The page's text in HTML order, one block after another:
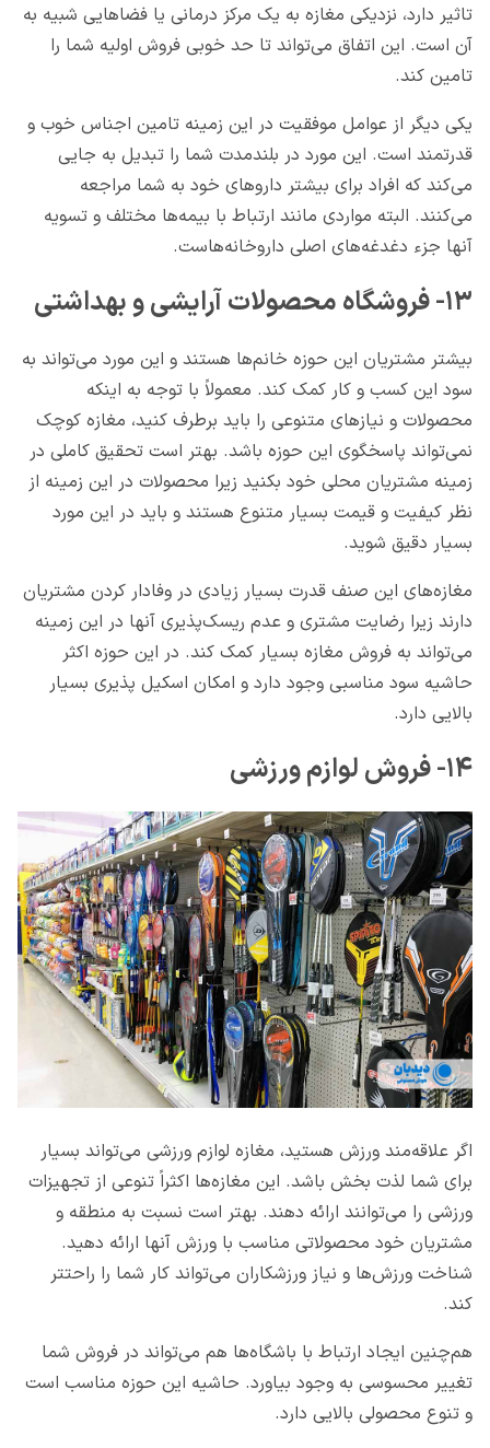
تاثیر دارد، نزدیکی مغازه به یک مرکز درمانی یا فضاهایی شبیه به
آن است. این اتفاق می‌تواند تا حد خوبی فروش اولیه شما را
تامین کند.
یکی دیگر از عوامل موفقیت در این زمینه تامین اجناس خوب و
قدرتمند است. این مورد در بلندمدت شما را تبدیل به جایی
می‌کند که افراد برای بیشتر داروهای خود به شما مراجعه
می‌کنند. البته مواردی مانند ارتباط با بیمه‌ها مختلف و تسویه
آنها جزء دغدغه‌های اصلی داروخانه‌هاست.
۱۳- فروشگاه محصولات آرایشی و بهداشتی
بیشتر مشتریان این حوزه خانم‌ها هستند و این مورد می‌تواند به
سود این کسب و کار کمک کند. معمولاً با توجه به اینکه
محصولات و نیازهای متنوعی را باید برطرف کنید، مغازه کوچک
نمی‌تواند پاسخگوی این حوزه باشد. بهتر است تحقیق کاملی در
زمینه مشتریان محلی خود بکنید زیرا محصولات در این زمینه از
نظر کیفیت و قیمت بسیار متنوع هستند و باید در این مورد
بسیار دقیق شوید.
مغازه‌های این صنف قدرت بسیار زیادی در وفادار کردن مشتریان
دارند زیرا رضایت مشتری و عدم ریسک‌پذیری آنها در این زمینه
می‌تواند به فروش مغازه بسیار کمک کند. در این حوزه اکثر
حاشیه سود مناسبی وجود دارد و امکان اسکیل پذیری بسیار
بالایی دارد.
۱۴- فروش لوازم ورزشی
اگر علاقه‌مند ورزش هستید، مغازه لوازم ورزشی می‌تواند بسیار
برای شما لذت بخش باشد. این مغازه‌ها اکثراً تنوعی از تجهیزات
ورزشی را می‌توانند ارائه دهند. بهتر است نسبت به منطقه و
مشتریان خود محصولاتی مناسب با ورزش آنها ارائه دهید.
شناخت ورزش‌ها و نیاز ورزشکاران می‌تواند کار شما را راحتتر
کند.
هم‌چنین ایجاد ارتباط با باشگاه‌ها هم می‌تواند در فروش شما
تغییر محسوسی به وجود بیاورد. حاشیه این حوزه مناسب است
و تنوع محصولی بالایی دارد.